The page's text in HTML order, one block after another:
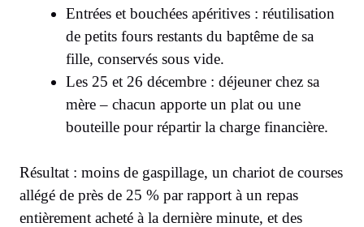
Entrées et bouchées apéritives : réutilisation
de petits fours restants du baptême de sa
fille, conservés sous vide.
Les 25 et 26 décembre : déjeuner chez sa
mère – chacun apporte un plat ou une
bouteille pour répartir la charge financière.
Résultat : moins de gaspillage, un chariot de courses
allégé de près de 25 % par rapport à un repas
entièrement acheté à la dernière minute, et des